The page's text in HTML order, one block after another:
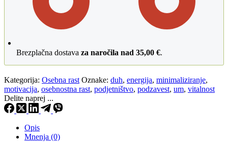
Brezplačna dostava za naročila nad 35,00 €.
Kategorija: Osebna rast Oznake: duh, energija, minimaliziranje,
motivacija, osebnostna rast, podjetništvo, podzavest, um, vitalnost
Delite naprej ...
Opis
Mnenja (0)